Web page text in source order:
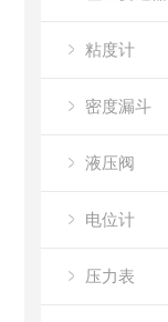
粘度计
密度漏斗
液压阀
电位计
压力表